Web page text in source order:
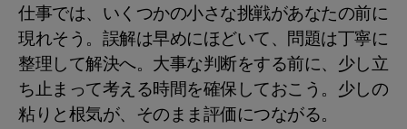
仕事では、いくつかの小さな挑戦があなたの前に
現れそう。誤解は早めにほどいて、問題は丁寧に
整理して解決へ。大事な判断をする前に、少し立
ち止まって考える時間を確保しておこう。少しの
粘りと根気が、そのまま評価につながる。